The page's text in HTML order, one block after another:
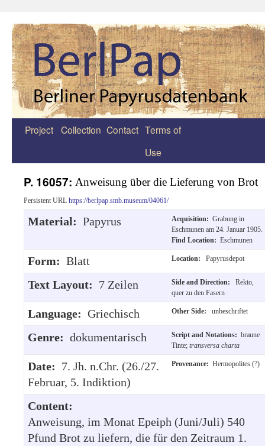
Zum
Project Collection Contact Terms of
Use
P. 16057: Anweisung über die Lieferung von Brot
Persistent URL https://berlpap.smb.museum/04061/
Material: Papyrus Acquisition: Grabung in
Eschmunen am 24. Januar 1905.
Find Location: Eschmunen
Form: Blatt Location: Papyrusdepot
Text Layout: 7 Zeilen Side and Direction:
Rekto,
quer zu den Fasern
Language: Griechisch Other Side: unbeschriftet
Genre: dokumentarisch Script and Notations: braune
Tinte; transversa charta
Date: 7. Jh. n.Chr. (26./27.
Februar, 5. Indiktion)
Provenance: Hermopolites (?)
Content:
Anweisung, im Monat Epeiph (Juni/Juli) 540
Pfund Brot zu liefern, die für den Zeitraum 1.